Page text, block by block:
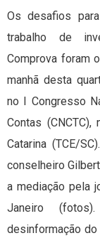
Os desafios
trabalho de
Comprova foram
manhã desta
no I Congresso
Contas
Catarina (TCE/
conselheiro
a mediação pela
Janeiro
desinformação do